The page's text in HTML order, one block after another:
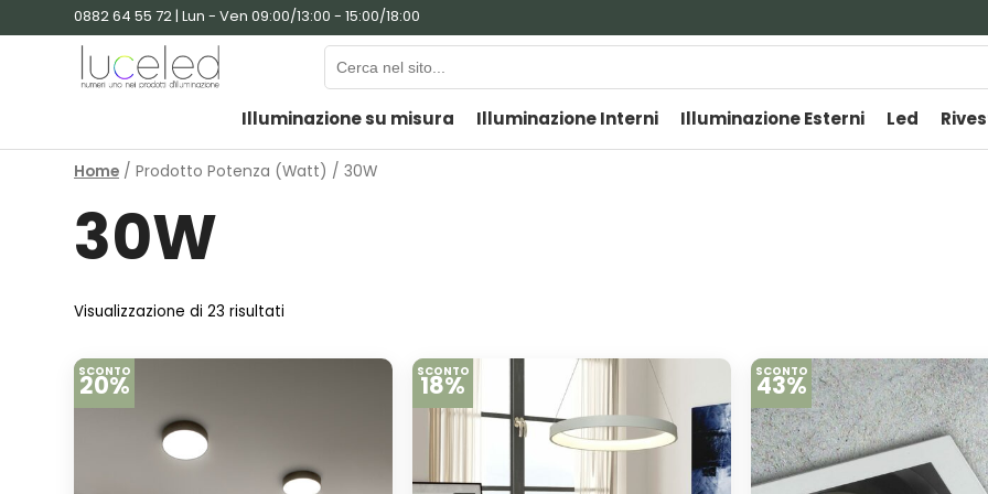
0882 64 55 72 | Lun - Ven 09:00/13:00 - 15:00/18:00
Illuminazione su misura Illuminazione Interni Illuminazione Esterni Led
Home / Prodotto Potenza (Watt) / 30W
30W
Visualizzazione di 23 risultati
SCONTO
20% SCONTO
18% SCONTO
43%